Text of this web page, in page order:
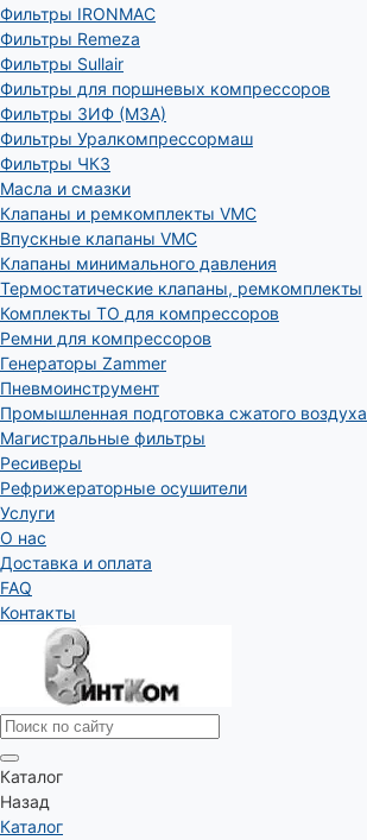
Фильтры IRONMAC
Фильтры Remeza
Фильтры Sullair
Фильтры для поршневых компрессоров
Фильтры ЗИФ (МЗА)
Фильтры Уралкомпрессормаш
Фильтры ЧКЗ
Масла и смазки
Клапаны и ремкомплекты VMC
Впускные клапаны VMC
Клапаны минимального давления
Термостатические клапаны, ремкомплекты
Комплекты ТО для компрессоров
Ремни для компрессоров
Генераторы Zammer
Пневмоинструмент
Промышленная подготовка сжатого воздуха
Магистральные фильтры
Ресиверы
Рефрижераторные осушители
Услуги
О нас
Доставка и оплата
FAQ
Контакты
Каталог
Назад
Каталог